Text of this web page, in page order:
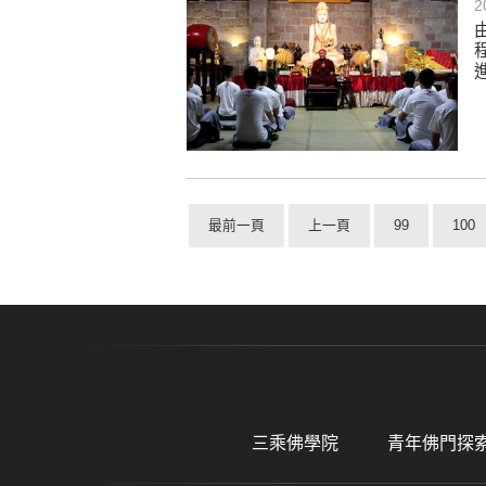
最前一頁 上一頁 99 100
三乘佛學院 青年佛門探